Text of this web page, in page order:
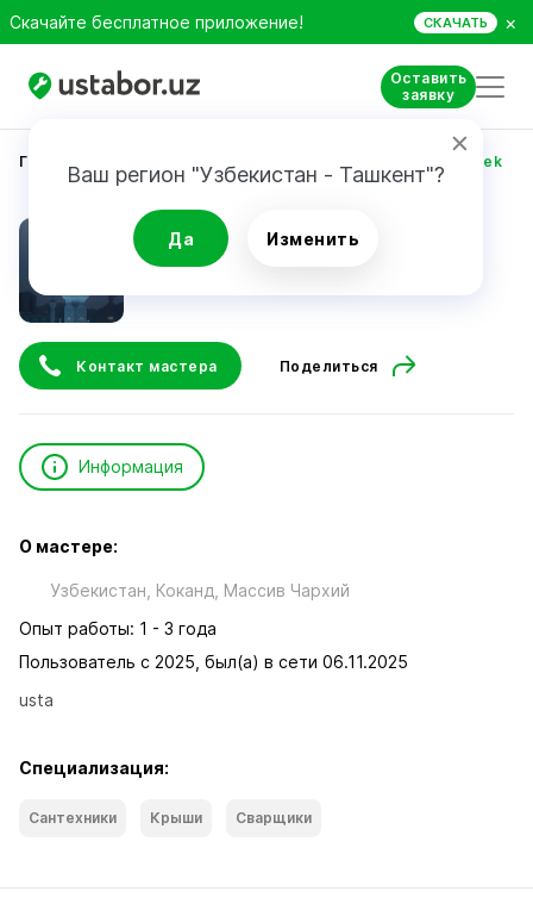
Скачайте бесплатное приложение! СКАЧАТЬ ×
Оставить
заявку
Ваш регион "Узбекистан - Ташкент"?
Да Изменить
Главная Madumarov Azbek
Madumarov Azbek
Контакт мастера Поделиться
Информация
О мастере:
Узбекистан, Коканд, Массив Чархий
Опыт работы: 1 - 3 года
Пользователь с 2025, был(а) в сети 06.11.2025
usta
Специализация:
Сантехники Крыши Сварщики